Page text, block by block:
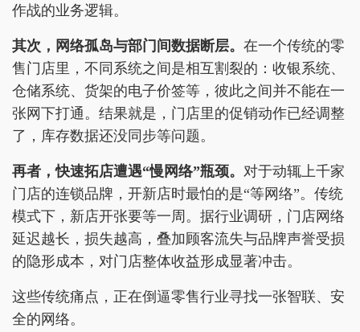
作战的业务逻辑。
其次，网络孤岛与部门间数据断层。 在一个传统的零
售门店里，不同系统之间是相互割裂的：收银系统、
仓储系统、货架的电子价签等，彼此之间并不能在一
张网下打通。结果就是，门店里的促销动作已经调整
了，库存数据还没同步等问题。
再者，快速拓店遭遇“慢网络”瓶颈。 对于动辄上千家
门店的连锁品牌，开新店时最怕的是“等网络”。传统
模式下，新店开张要等一周。据行业调研，门店网络
延迟越长，损失越高，叠加顾客流失与品牌声誉受损
的隐形成本，对门店整体收益形成显著冲击。
这些传统痛点，正在倒逼零售行业寻找一张智联、安
全的网络。